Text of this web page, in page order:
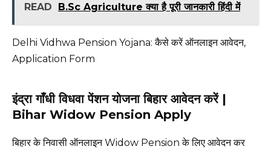
READ B.Sc Agriculture क्या है पूरी जानकारी हिंदी में
Delhi Vidhwa Pension Yojana: कैसे करें ऑनलाइन आवेदन,
Application Form
इंद्रा गाँधी विधवा पेंशन योजना बिहार आवेदन करें |
Bihar Widow Pension Apply
बिहार के निवासी ऑनलाइन Widow Pension के लिए आवेदन कर